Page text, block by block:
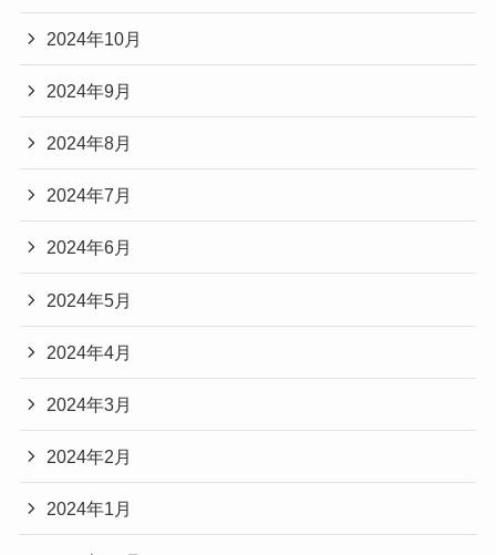
2024年10月
2024年9月
2024年8月
2024年7月
2024年6月
2024年5月
2024年4月
2024年3月
2024年2月
2024年1月